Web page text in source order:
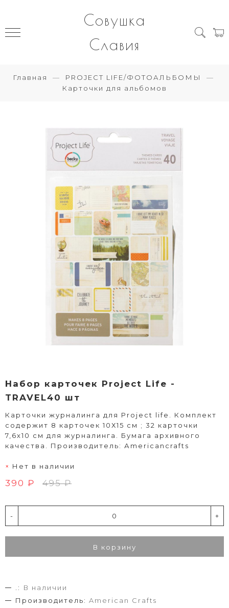
Совушка
Славия
Главная
PROJECT LIFE/ФОТОАЛЬБОМЫ
Карточки для альбомов
Набор карточек Project Life -
TRAVEL40 шт
Карточки журналинга для Project life. Комплект
содержит 8 карточек 10Х15 см ; 32 карточки
7,6х10 см для журналинга. Бумага архивного
качества. Производитель: Аmericancrafts
Нет в наличии
390 ₽ 495 ₽
- +
В корзину
.:
В наличии
Производитель: American Crafts